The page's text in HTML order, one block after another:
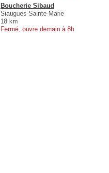
Boucherie Sibaud
Siaugues-Sainte-Marie
18 km
Fermé, ouvre demain à 8h